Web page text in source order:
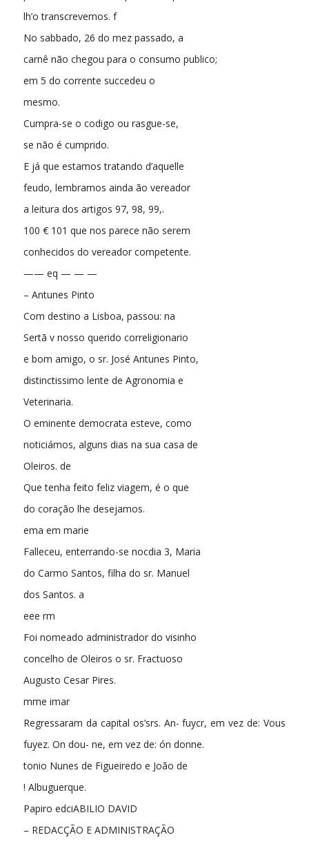
lh’o transcrevemos. f
No sabbado, 26 do mez passado, a
carnê não chegou para o consumo publico;
em 5 do corrente succedeu o
mesmo.
Cumpra-se o codigo ou rasgue-se,
se não é cumprido.
E já que estamos tratando d’aquelle
feudo, lembramos ainda ão vereador
a leitura dos artigos 97, 98, 99,.
100 € 101 que nos parece não serem
conhecidos do vereador competente.
—— eq — — —
– Antunes Pinto
Com destino a Lisboa, passou: na
Sertã v nosso querido correligionario
e bom amigo, o sr. José Antunes Pinto,
distinctissimo lente de Agronomia e
Veterinaria.
O eminente democrata esteve, como
noticiámos, alguns dias na sua casa de
Oleiros. de
Que tenha feito feliz viagem, é o que
do coração lhe desejamos.
ema em marie
Falleceu, enterrando-se nocdia 3, Maria
do Carmo Santos, filha do sr. Manuel
dos Santos. a
eee rm
Foi nomeado administrador do visinho
concelho de Oleiros o sr. Fractuoso
Augusto Cesar Pires.
mme imar
Regressaram da capital os’srs. An- fuycr, em vez de: Vous
fuyez. On dou- ne, em vez de: ón donne.
tonio Nunes de Figueiredo e João de
! Albuguerque.
Papiro edciABILIO DAVID
– REDACÇÃO E ADMINISTRAÇÃO